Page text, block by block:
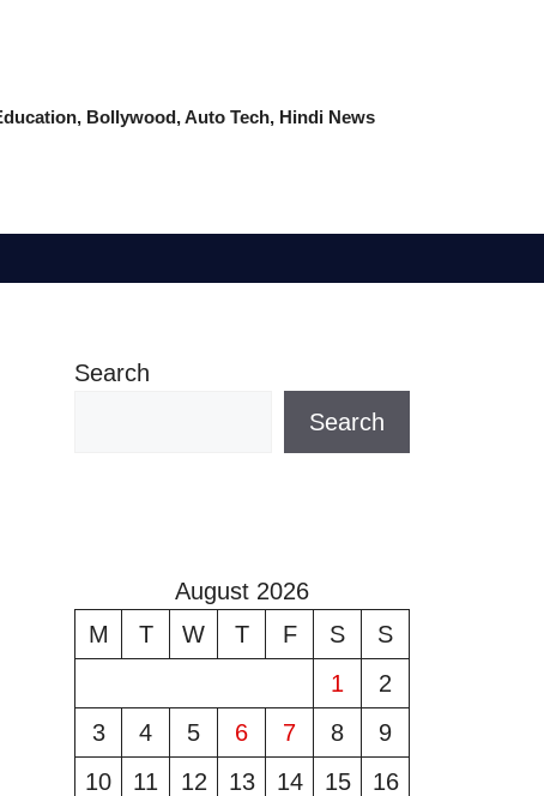
Bollywood, Auto Tech, Hindi News
Search
Search
August 2026
M
T W T F S
S
1
2
3
4 5 6 7 8
9
10
11 12 13 14 15
16